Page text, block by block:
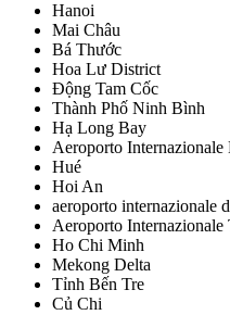
Hanoi
Mai Châu
Bá Thước
Hoa Lư District
Động Tam Cốc
Thành Phố Ninh Bình
Hạ Long Bay
Aeroporto Internazionale
Hué
Hoi An
aeroporto internazionale
Aeroporto Internazionale
Ho Chi Minh
Mekong Delta
Tỉnh Bến Tre
Củ Chi